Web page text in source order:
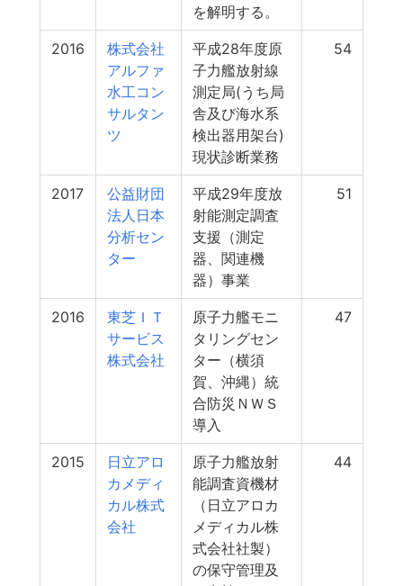
を解明する。
2016
株式会社
アルファ
水工コン
サルタン
ツ
平成28年度原
子力艦放射線
測定局(うち局
舎及び海水系
検出器用架台)
現状診断業務
54
2017
公益財団
法人日本
分析セン
ター
平成29年度放
射能測定調査
支援（測定
器、関連機
器）事業
51
2016
東芝ＩＴ
サービス
株式会社
原子力艦モニ
タリングセン
ター（横須
賀、沖縄）統
合防災ＮＷＳ
導入
47
2015
日立アロ
カメディ
カル株式
会社
原子力艦放射
能調査資機材
（日立アロカ
メディカル株
式会社社製）
の保守管理及
44